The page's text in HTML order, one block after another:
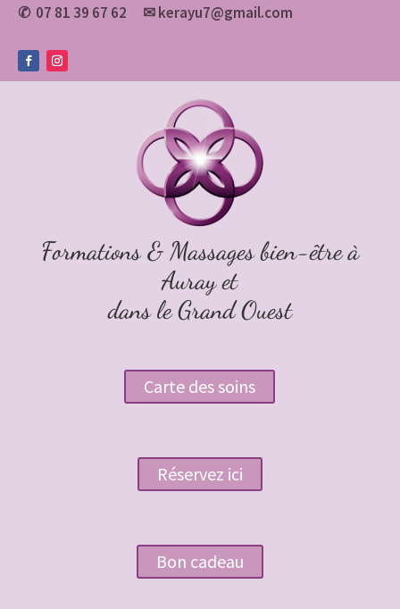
✆ 07 81 39 67 62 ✉kerayu7@gmail.com
Formations & Massages bien-être à
Auray et
dans le Grand Ouest
Carte des soins
Réservez ici
Bon cadeau